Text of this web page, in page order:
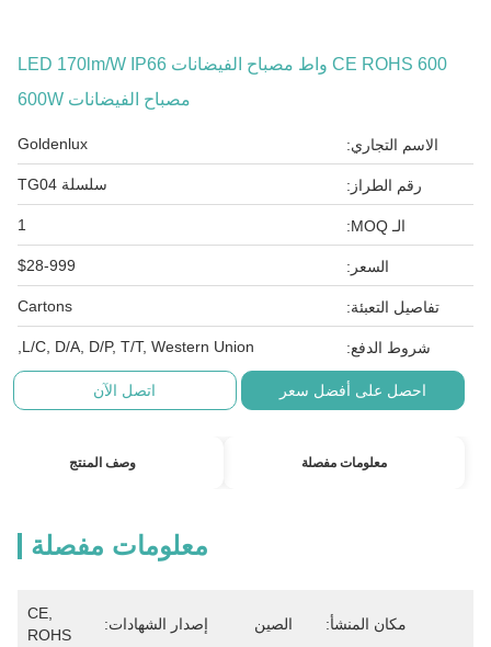
CE ROHS 600 واط مصباح الفيضانات LED 170lm/W IP66
مصباح الفيضانات 600W
الاسم التجاري: Goldenlux
رقم الطراز: سلسلة TG04
الـ MOQ: 1
السعر: $28-999
تفاصيل التعبئة: Cartons
شروط الدفع: L/C, D/A, D/P, T/T, Western Union,
احصل على أفضل سعر اتصل الآن
معلومات مفصلة وصف المنتج
معلومات مفصلة
مكان المنشأ: الصين إصدار الشهادات:
CE,
ROHS